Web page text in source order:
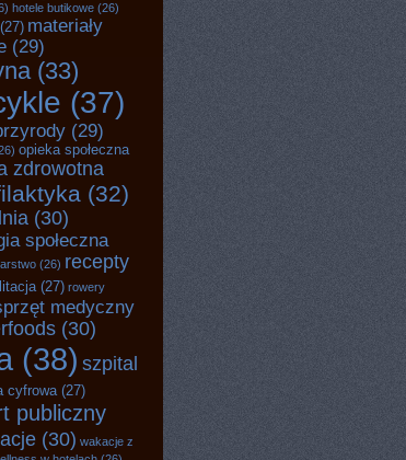
hotele butikowe (26)
(27) materiały
(29)
(33)
(37)
(29)
opieka społeczna
zdrowotna
(32)
(30)
społeczna
(26) recepty
(27) rowery
medyczny
(30)
(38) szpital
cyfrowa(27)
publiczny
(30) wakacje z